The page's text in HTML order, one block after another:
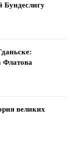
Бундеслигу
Флатова
великих